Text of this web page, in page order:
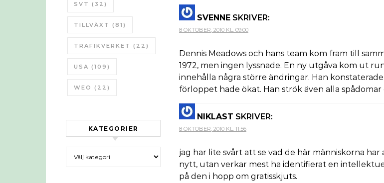
SVT (32)
TILLVÄXT (81)
TRAFIKVERKET (22)
USA (109)
WEO (22)
KATEGORIER
SVENNE SKRIVER:
8 OKTOBER, 2010 KL. 09:00
Dennis Meadows och hans team kom fram till
1972, men ingen lyssnade. En ny utgåva kom ut
innehålla några större ändringar. Han
förloppet hade ökat. Han strök även alla
NIKLAST SKRIVER:
8 OKTOBER, 2010 KL. 11:56
jag har lite svårt att se vad de här människorna
nytt, utan verkar mest ha identifierat en
på den i hopp om gratisskjuts.